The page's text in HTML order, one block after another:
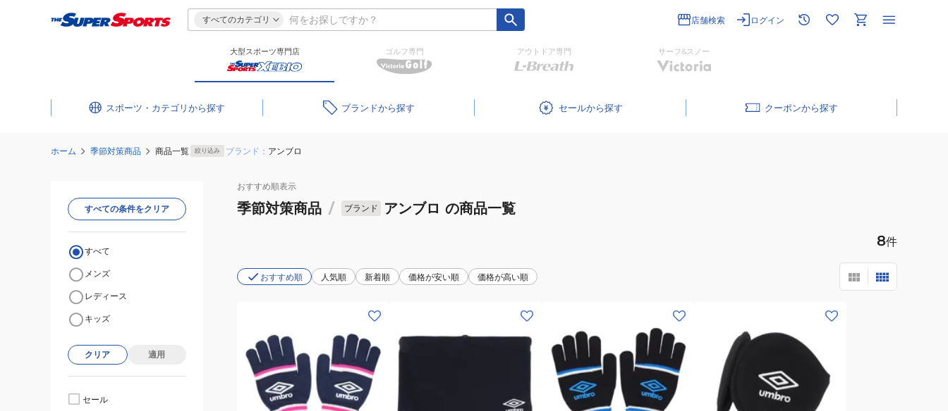
すべてのカテゴリ 店舗検索 ログイン
大型スポーツ専門店 ゴルフ専門 アウトドア専門 サーフ&スノー
スポーツ・カテゴリ ブランド セール クーポン
ホーム 季節対策商品 商品一覧 絞り込み ブランド： アンブロ
おすすめ順表示
季節対策商品 / ブランド アンブロ の商品一覧
8件
おすすめ順 人気順 新着順 価格が安い順 価格が高い順
手
ズ、
ィ
ズ)
すべての条件をクリア
すべて
メンズ
レディース
キッズ
クリア 適用
セール